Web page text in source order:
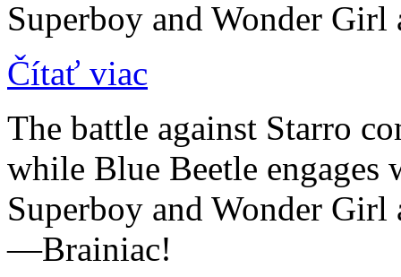
Superboy and Wonder
Čítať viac
The battle against Starro
while Blue Beetle engages
Superboy and Wonder Girl
—Brainiac!